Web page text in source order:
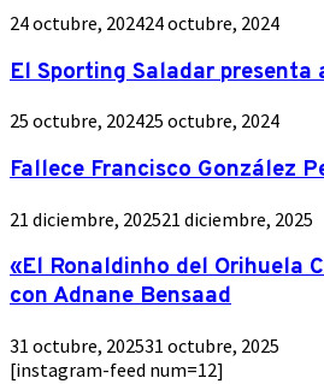
24 octubre, 202424 octubre, 2024
El Sporting Saladar presenta
25 octubre, 202425 octubre, 2024
Fallece Francisco González
21 diciembre, 202521 diciembre, 2025
«El Ronaldinho del Orihuela
con Adnane Bensaad
31 octubre, 202531 octubre, 2025
[instagram-feed num=12]